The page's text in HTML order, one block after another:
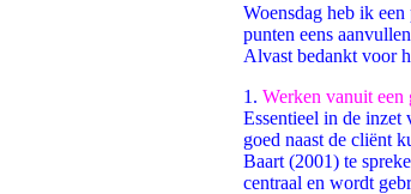
Woensdag heb ik
punten eens
Alvast bedankt voor
1. Werken vanuit een
Essentieel in de inzet
goed naast de cliënt
Baart (2001) te
centraal en wordt